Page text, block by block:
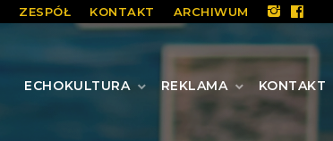
ZESPÓŁ KONTAKT ARCHIWUM
ECHOKULTURA REKLAMA KONTAKT